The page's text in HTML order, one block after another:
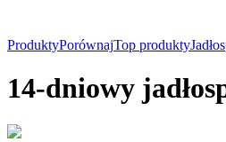
ProduktyPorównajTop produkty
14-dniowy